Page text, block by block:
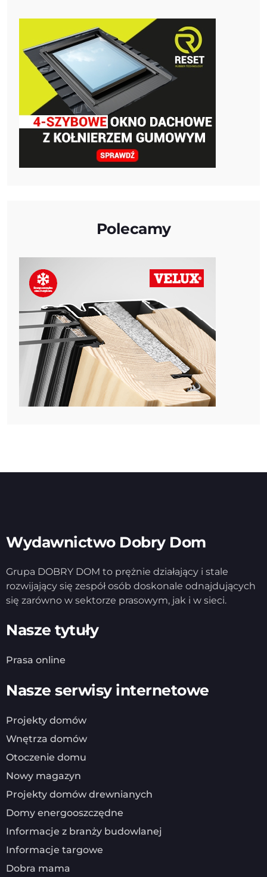
Polecamy
Wydawnictwo Dobry Dom
Grupa DOBRY DOM to prężnie działający i stale
rozwijający się zespół osób doskonale odnajdujących
się zarówno w sektorze prasowym, jak i w sieci.
Nasze tytuły
Prasa online
Nasze serwisy internetowe
Projekty domów
Wnętrza domów
Otoczenie domu
Nowy magazyn
Projekty domów drewnianych
Domy energooszczędne
Informacje z branży budowlanej
Informacje targowe
Dobra mama